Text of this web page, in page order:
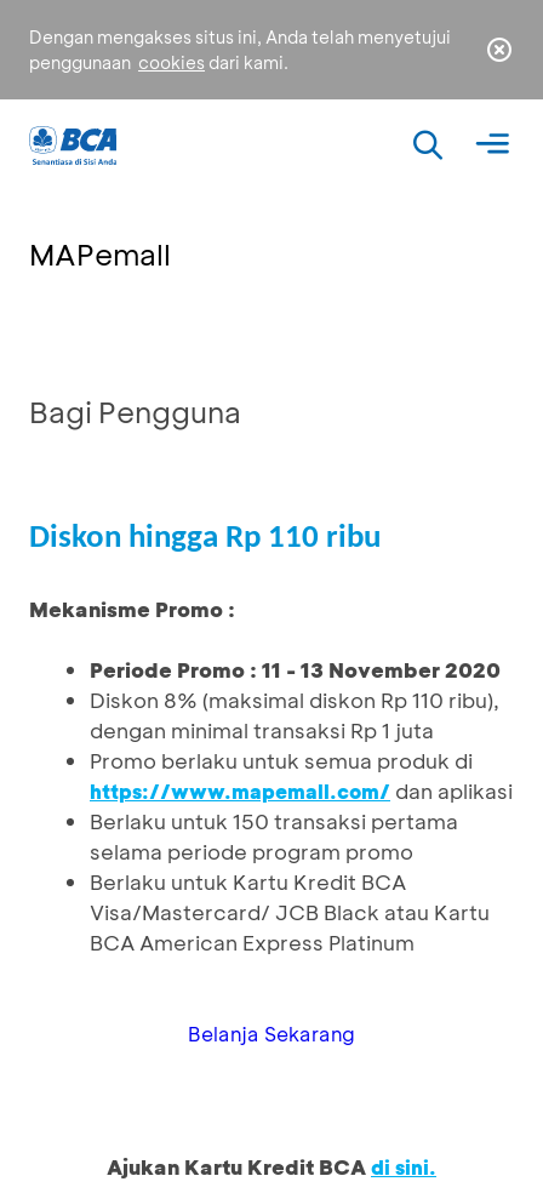
Dengan mengakses situs ini, Anda telah menyetujui
penggunaan cookies dari kami.
MAPemall
Bagi Pengguna
Diskon hingga Rp 110 ribu
Mekanisme Promo :
Periode Promo : 11 - 13 November 2020
Diskon 8% (maksimal diskon Rp 110 ribu),
dengan minimal transaksi Rp 1 juta
Promo berlaku untuk semua produk di
https://www.mapemall.com/ dan aplikasi
Berlaku untuk 150 transaksi pertama
selama periode program promo
Berlaku untuk Kartu Kredit BCA
Visa/Mastercard/ JCB Black atau Kartu
BCA American Express Platinum
Belanja Sekarang
Ajukan Kartu Kredit BCAdi sini.